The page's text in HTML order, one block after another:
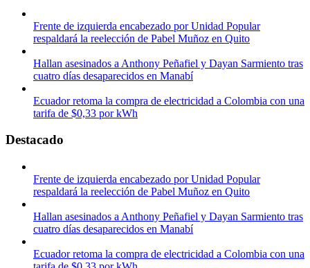
Frente de izquierda encabezado por Unidad Popular
respaldará la reelección de Pabel Muñoz en Quito
Hallan asesinados a Anthony Peñafiel y Dayan Sarmiento tras
cuatro días desaparecidos en Manabí
Ecuador retoma la compra de electricidad a Colombia con una
tarifa de $0,33 por kWh
Destacado
Frente de izquierda encabezado por Unidad Popular
respaldará la reelección de Pabel Muñoz en Quito
Hallan asesinados a Anthony Peñafiel y Dayan Sarmiento tras
cuatro días desaparecidos en Manabí
Ecuador retoma la compra de electricidad a Colombia con una